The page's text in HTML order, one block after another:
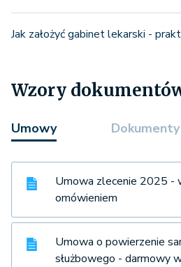
Jak założyć gabinet lekarski -
Wzory
Umowy Dokumenty
Umowa zlecenie 2025 -
omówieniem
Umowa o powierzenie
służbowego - darmowy